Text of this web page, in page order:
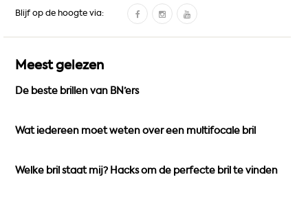
Blijf op de hoogte via:
F
a
o
I
n
m
Y
o
Meest gelezen
De beste brillen van BN’ers
Wat iedereen moet weten over een multifocale bril
Welke bril staat mij? Hacks om de perfecte bril te vinden